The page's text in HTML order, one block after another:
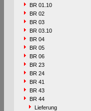
BR 01.10
BR 02
BR 03
BR 03.10
BR 04
BR 05
BR 06
BR 23
BR 24
BR 41
BR 43
BR 44
Lieferung